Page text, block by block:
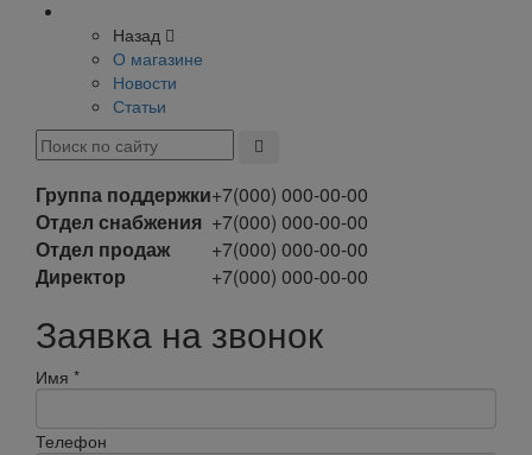
Назад
О магазине
Новости
Статьи
Группа поддержки+7(000) 000-00-00
Отдел снабжения +7(000) 000-00-00
Отдел продаж
+7(000) 000-00-00
Директор
+7(000) 000-00-00
Заявка на звонок
Имя *
Телефон